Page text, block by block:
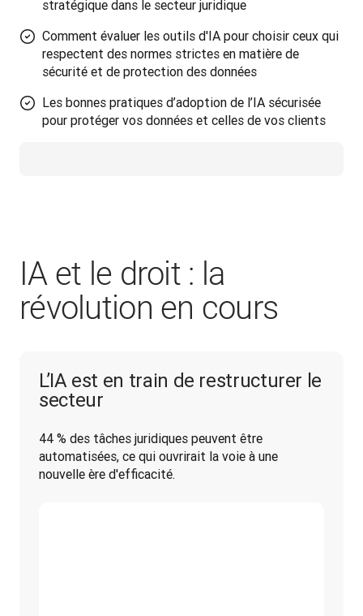
stratégique dans le secteur juridique
Comment évaluer les outils d'IA pour choisir ceux qui
respectent des normes strictes en matière de
sécurité et de protection des données
Les bonnes pratiques d’adoption de l’IA sécurisée
pour protéger vos données et celles de vos clients
IA et le droit : la
révolution en cours
L’IA est en train de restructurer le
secteur
44 % des tâches juridiques peuvent être
automatisées, ce qui ouvrirait la voie à une
nouvelle ère d'efficacité.